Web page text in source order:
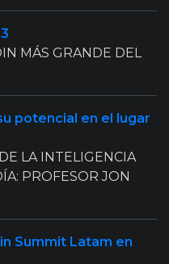
MÁS GRANDE DEL
potencial en el lugar
LA INTELIGENCIA
PROFESOR JON
Summit Latam en